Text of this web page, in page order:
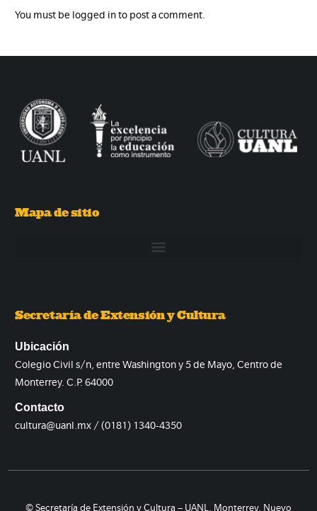
You must be logged in to post a comment.
Mapa de sitio
Secretaría de Extensión y Cultura
Ubicación
Colegio Civil s/n, entre Washington y 5 de Mayo, Centro de
Monterrey. C.P. 64000
Contacto
cultura@uanl.mx / (0181) 1340-4350
© Secretaría de Extensión y Cultura – UANL. Monterrey, Nuevo